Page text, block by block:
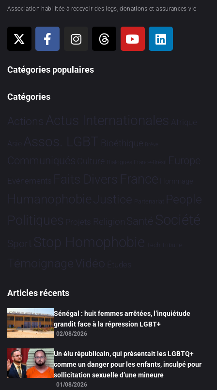
Association habilitée à recevoir des legs, donations et assurances-vie
Catégories populaires
Catégories
Actions Actus Internationales Afrique
Asie Assos. LGBT Bioéthique Brève
Communiqués Culture Dialogues France-Brésil Europe
Evénements Faits Divers France Hommage
HumanophobieJustice Partenariat People
Politiques Projets Religion Santé Société
Sport Stop Homophobie Tech Tribune
TémoignageVidéo Études
Articles récents
Sénégal : huit femmes arrêtées, l’inquiétude
grandit face à la répression LGBT+
02/08/2026
Un élu républicain, qui présentait les LGBTQ+
comme un danger pour les enfants, inculpé pour
sollicitation sexuelle d’une mineure
01/08/2026